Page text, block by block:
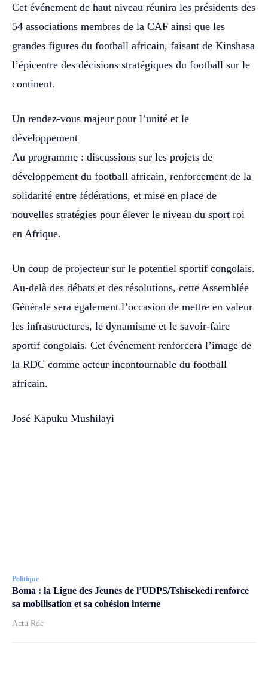
Cet événement de haut niveau réunira les présidents des
54 associations membres de la CAF ainsi que les
grandes figures du football africain, faisant de Kinshasa
l’épicentre des décisions stratégiques du football sur le
continent.
Un rendez-vous majeur pour l’unité et le
développement
Au programme : discussions sur les projets de
développement du football africain, renforcement de la
solidarité entre fédérations, et mise en place de
nouvelles stratégies pour élever le niveau du sport roi
en Afrique.
Un coup de projecteur sur le potentiel sportif congolais.
Au-delà des débats et des résolutions, cette Assemblée
Générale sera également l’occasion de mettre en valeur
les infrastructures, le dynamisme et le savoir-faire
sportif congolais. Cet événement renforcera l’image de
la RDC comme acteur incontournable du football
africain.
José Kapuku Mushilayi
Politique
Boma : la Ligue des Jeunes de l’UDPS/Tshisekedi renforce
sa mobilisation et sa cohésion interne
Actu Rdc